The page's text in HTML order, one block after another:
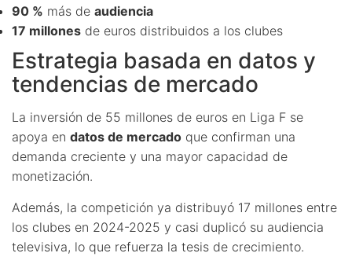
90 % más de audiencia
17 millones de euros distribuidos a los clubes
Estrategia basada en datos y
tendencias de mercado
La inversión de 55 millones de euros en Liga F se
apoya en datos de mercado que confirman una
demanda creciente y una mayor capacidad de
monetización.
Además, la competición ya distribuyó 17 millones entre
los clubes en 2024-2025 y casi duplicó su audiencia
televisiva, lo que refuerza la tesis de crecimiento.